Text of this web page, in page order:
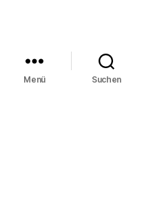
Menü Suchen